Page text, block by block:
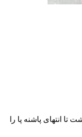
تا انتهای پاشنه پا را